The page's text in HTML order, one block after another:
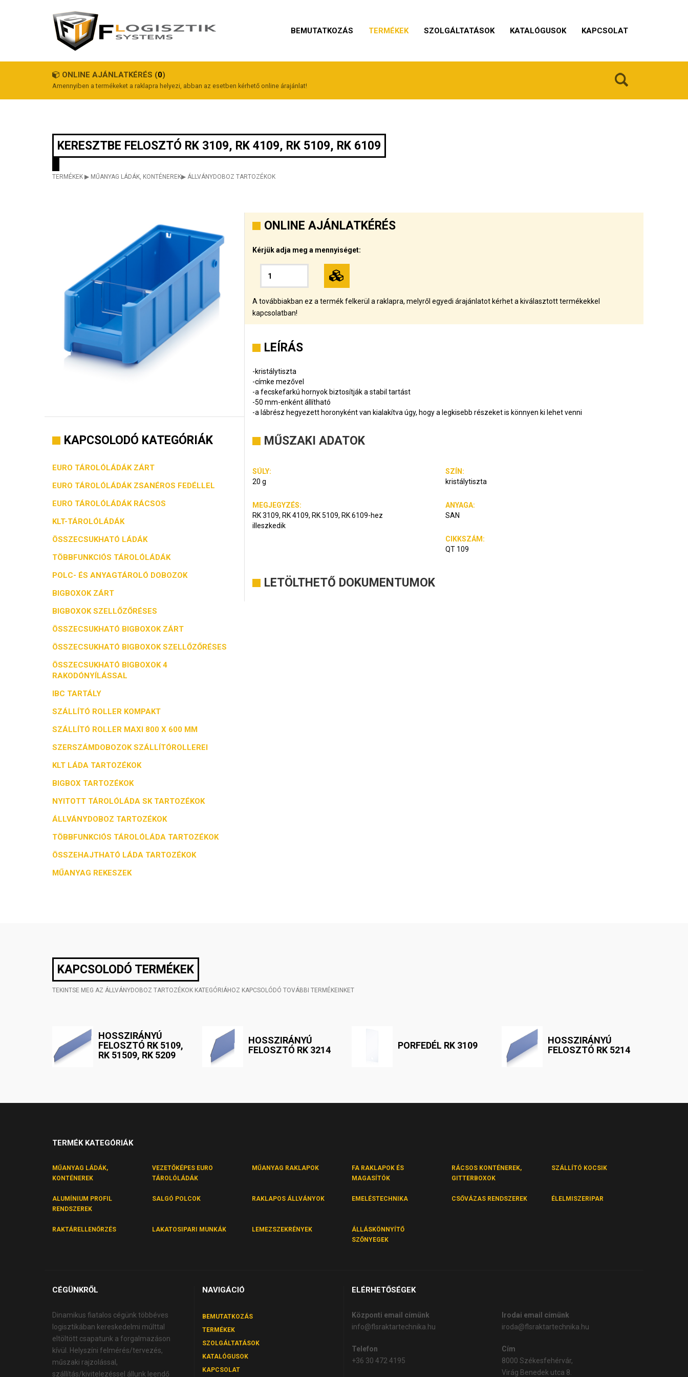
BEMUTATKOZÁS TERMÉKEK SZOLGÁLTATÁSOK KATALÓGUSOK KAPCSOLAT
ONLINE AJÁNLATKÉRÉS (0)
Amennyiben a termékeket a raklapra helyezi, abban az esetben kérhető online árajánlat!
KERESZTBE FELOSZTÓ RK 3109, RK 4109, RK 5109, RK 6109
TERMÉKEK ▶ MŰANYAG LÁDÁK, KONTÉNEREK▶ ÁLLVÁNYDOBOZ TARTOZÉKOK
KAPCSOLODÓ KATEGÓRIÁK
EURO TÁROLÓLÁDÁK ZÁRT
EURO TÁROLÓLÁDÁK ZSANÉROS FEDÉLLEL
EURO TÁROLÓLÁDÁK RÁCSOS
KLT-TÁROLÓLÁDÁK
ÖSSZECSUKHATÓ LÁDÁK
TÖBBFUNKCIÓS TÁROLÓLÁDÁK
POLC- ÉS ANYAGTÁROLÓ DOBOZOK
BIGBOXOK ZÁRT
BIGBOXOK SZELLŐZŐRÉSES
ÖSSZECSUKHATÓ BIGBOXOK ZÁRT
ÖSSZECSUKHATÓ BIGBOXOK SZELLŐZŐRÉSES
ÖSSZECSUKHATÓ BIGBOXOK 4
RAKODÓNYÍLÁSSAL
IBC TARTÁLY
SZÁLLÍTÓ ROLLER KOMPAKT
SZÁLLÍTÓ ROLLER MAXI 800 X 600 MM
SZERSZÁMDOBOZOK SZÁLLÍTÓROLLEREI
KLT LÁDA TARTOZÉKOK
BIGBOX TARTOZÉKOK
NYITOTT TÁROLÓLÁDA SK TARTOZÉKOK
ÁLLVÁNYDOBOZ TARTOZÉKOK
TÖBBFUNKCIÓS TÁROLÓLÁDA TARTOZÉKOK
ÖSSZEHAJTHATÓ LÁDA TARTOZÉKOK
MŰANYAG REKESZEK
ONLINE AJÁNLATKÉRÉS
Kérjük adja meg a mennyiséget:
A továbbiakban ez a termék felkerül a raklapra, melyről egyedi árajánlatot kérhet a kiválasztott termékekkel
kapcsolatban!
LEÍRÁS
-kristálytiszta
-címke mezővel
-a fecskefarkú hornyok biztosítják a stabil tartást
-50 mm-enként állítható
-a lábrész hegyezett horonyként van kialakítva úgy, hogy a legkisebb részeket is könnyen ki lehet venni
MŰSZAKI ADATOK
SÚLY:
20 g
SZÍN:
kristálytiszta
MEGJEGYZÉS:
RK 3109, RK 4109, RK 5109, RK 6109-hez
illeszkedik
ANYAGA:
SAN
CIKKSZÁM:
QT 109
LETÖLTHETŐ DOKUMENTUMOK
KAPCSOLODÓ TERMÉKEK
TEKINTSE MEG AZ ÁLLVÁNYDOBOZ TARTOZÉKOK KATEGÓRIÁHOZ KAPCSOLÓDÓ TOVÁBBI TERMÉKEINKET
HOSSZIRÁNYÚ
FELOSZTÓ RK 5109,
RK 51509, RK 5209
HOSSZIRÁNYÚ
FELOSZTÓ RK 3214
PORFEDÉL RK 3109
HOSSZIRÁNYÚ
FELOSZTÓ RK 5214
TERMÉK KATEGÓRIÁK
MŰANYAG LÁDÁK,
KONTÉNEREK
VEZETŐKÉPES EURO
TÁROLÓLÁDÁK
MŰANYAG RAKLAPOK
FA RAKLAPOK ÉS
MAGASÍTÓK
RÁCSOS KONTÉNEREK,
GITTERBOXOK
SZÁLLÍTÓ KOCSIK
ALUMÍNIUM PROFIL
RENDSZEREK
SALGÓ POLCOK RAKLAPOS ÁLLVÁNYOK EMELÉSTECHNIKA CSŐVÁZAS RENDSZEREK ÉLELMISZERIPAR
RAKTÁRELLENŐRZÉS LAKATOSIPARI MUNKÁK LEMEZSZEKRÉNYEK
ÁLLÁSKÖNNYÍTŐ
SZŐNYEGEK
CÉGÜNKRŐL
Dinamikus fiatalos cégünk többéves
logisztikában kereskedelmi múlttal
eltöltött csapatunk a forgalmazáson
kívül. Helyszíni felmérés/tervezés,
műszaki rajzolással,
szállítás/kivitelezéssel állunk leendő
NAVIGÁCIÓ
BEMUTATKOZÁS
TERMÉKEK
SZOLGÁLTATÁSOK
KATALÓGUSOK
KAPCSOLAT
ELÉRHETŐSÉGEK
Központi email címünk
info@flsraktartechnika.hu
Irodai email címünk
iroda@flsraktartechnika.hu
Telefon
+36 30 472 4195
Cím
8000 Székesfehérvár,
Virág Benedek utca 8.